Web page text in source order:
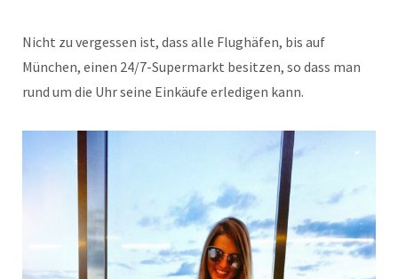
Nicht zu vergessen ist, dass alle Flughäfen, bis auf
München, einen 24/7-Supermarkt besitzen, so dass man
rund um die Uhr seine Einkäufe erledigen kann.